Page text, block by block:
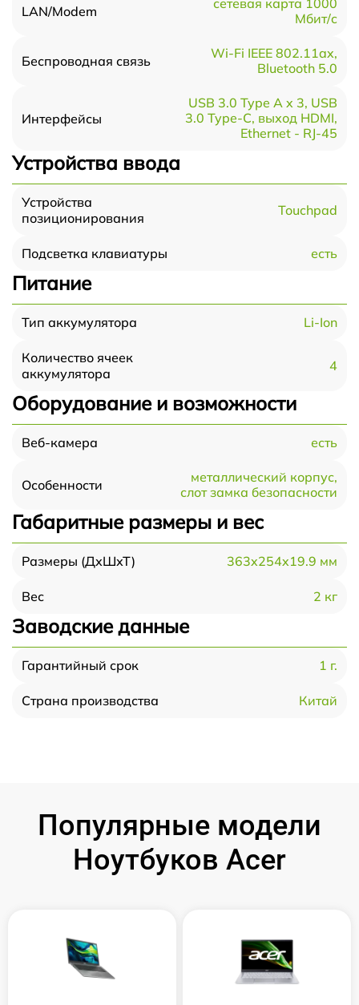
LAN/Modem
сетевая карта 1000
Мбит/c
Беспроводная связь
Wi-Fi IEEE 802.11ax,
Bluetooth 5.0
Интерфейсы
USB 3.0 Type A x 3, USB
3.0 Type-С, выход HDMI,
Ethernet - RJ-45
Устройства ввода
Устройства
позиционирования
Touchpad
Подсветка клавиатуры есть
Питание
Тип аккумулятора Li-Ion
Количество ячеек
аккумулятора
4
Оборудование и возможности
Веб-камера есть
Особенности
металлический корпус,
слот замка безопасности
Габаритные размеры и вес
Размеры (ДхШхТ) 363x254x19.9 мм
Вес 2 кг
Заводские данные
Гарантийный срок 1 г.
Страна производства Китай
Популярные модели
Ноутбуков Acer